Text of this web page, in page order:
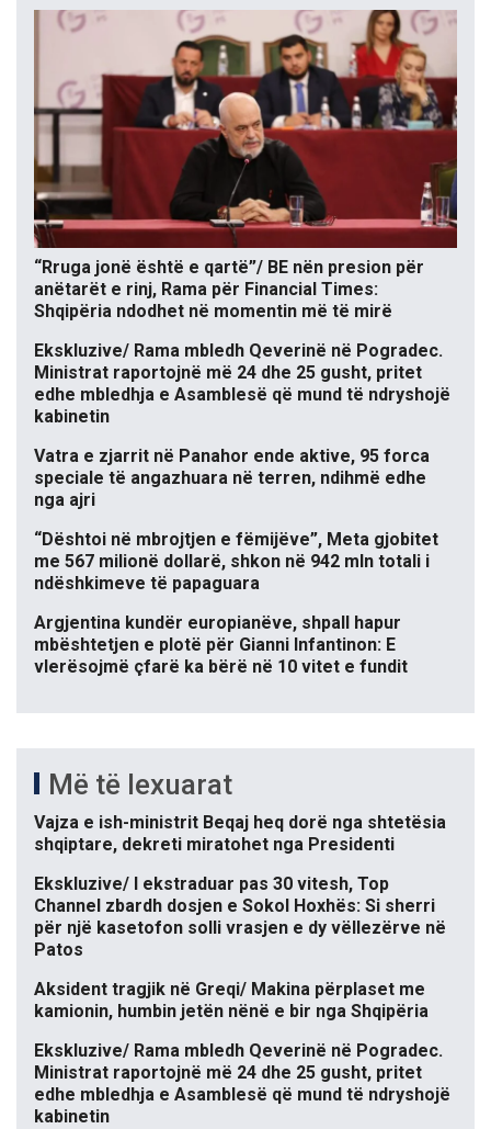
“Rruga jonë është e qartë”/ BE nën presion për
anëtarët e rinj, Rama për Financial Times:
Shqipëria ndodhet në momentin më të mirë
Ekskluzive/ Rama mbledh Qeverinë në Pogradec.
Ministrat raportojnë më 24 dhe 25 gusht, pritet
edhe mbledhja e Asamblesë që mund të ndryshojë
kabinetin
Vatra e zjarrit në Panahor ende aktive, 95 forca
speciale të angazhuara në terren, ndihmë edhe
nga ajri
“Dështoi në mbrojtjen e fëmijëve”, Meta gjobitet
me 567 milionë dollarë, shkon në 942 mln totali i
ndëshkimeve të papaguara
Argjentina kundër europianëve, shpall hapur
mbështetjen e plotë për Gianni Infantinon: E
vlerësojmë çfarë ka bërë në 10 vitet e fundit
Më të lexuarat
Vajza e ish-ministrit Beqaj heq dorë nga shtetësia
shqiptare, dekreti miratohet nga Presidenti
Ekskluzive/ I ekstraduar pas 30 vitesh, Top
Channel zbardh dosjen e Sokol Hoxhës: Si sherri
për një kasetofon solli vrasjen e dy vëllezërve në
Patos
Aksident tragjik në Greqi/ Makina përplaset me
kamionin, humbin jetën nënë e bir nga Shqipëria
Ekskluzive/ Rama mbledh Qeverinë në Pogradec.
Ministrat raportojnë më 24 dhe 25 gusht, pritet
edhe mbledhja e Asamblesë që mund të ndryshojë
kabinetin